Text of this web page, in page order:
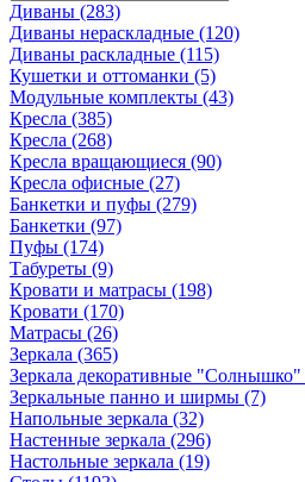
Диваны (283)
Диваны нераскладные (120)
Диваны раскладные (115)
Кушетки и оттоманки (5)
Модульные комплекты (43)
Кресла (385)
Кресла (268)
Кресла вращающиеся (90)
Кресла офисные (27)
Банкетки и пуфы (279)
Банкетки (97)
Пуфы (174)
Табуреты (9)
Кровати и матрасы (198)
Кровати (170)
Матрасы (26)
Зеркала (365)
Зеркала декоративные "Солнышко"
Зеркальные панно и ширмы (7)
Напольные зеркала (32)
Настенные зеркала (296)
Настольные зеркала (19)